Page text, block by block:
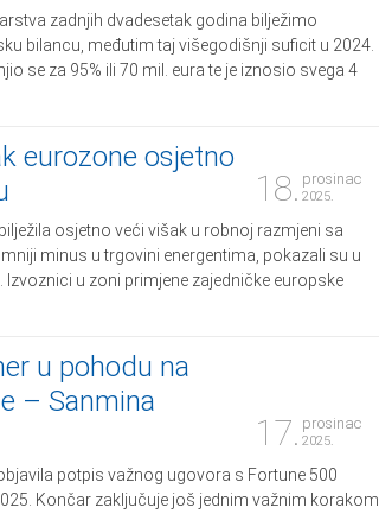
zadnjih dvadesetak godina bilježimo
bilancu, međutim taj višegodišnji suficit u 2024.
se za 95% ili 70 mil. eura te je iznosio svega 4
18. prosinac
2025.
eurozone osjetno
osjetno veći višak u robnoj razmjeni sa
minus u trgovini energentima, pokazali su u
u zoni primjene zajedničke europske
17. prosinac
2025.
u pohodu na
– Sanmina
potpis važnog ugovora s Fortune 500
Končar zaključuje još jednim važnim korakom